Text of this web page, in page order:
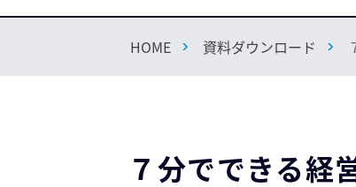
HOME 資料ダウンロード
７分でできる経